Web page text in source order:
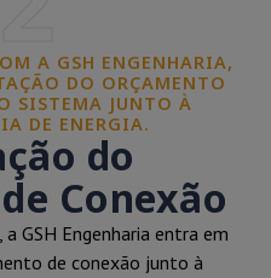
A GSH ENGENHARIA,
DO ORÇAMENTO
SISTEMA JUNTO À
DE ENERGIA.
do
Conexão
GSH Engenharia entra em
de conexão junto à